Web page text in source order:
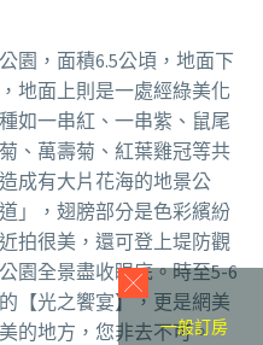
一般訂房
園，面積6.5公頃，地面下
地面上則是一處經綠美化
如一串紅、一串紫、鼠尾
、萬壽菊、紅葉雞冠等共
成有大片花海的地景公
」，翅膀部分是色彩繽紛
拍很美，還可登上堤防觀
園全景盡收眼底。時至5-6
【光之饗宴】，更是網美
的地方，您非去不可。